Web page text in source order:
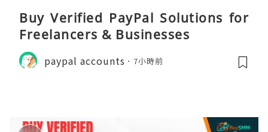
Buy Verified PayPal Solutions for
Freelancers & Businesses
paypal accounts 7小時前